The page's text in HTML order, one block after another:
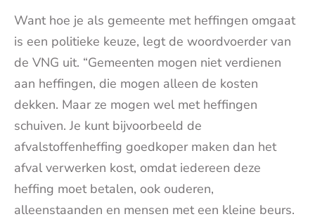
Want hoe je als gemeente met heffingen omgaat
is een politieke keuze, legt de woordvoerder van
de VNG uit. “Gemeenten mogen niet verdienen
aan heffingen, die mogen alleen de kosten
dekken. Maar ze mogen wel met heffingen
schuiven. Je kunt bijvoorbeeld de
afvalstoffenheffing goedkoper maken dan het
afval verwerken kost, omdat iedereen deze
heffing moet betalen, ook ouderen,
alleenstaanden en mensen met een kleine beurs.